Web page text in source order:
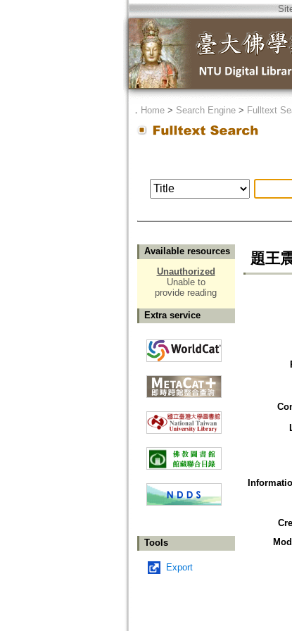
． Home> Search Engine> Fulltext
Available resources
Unauthorized
Unable to
provide reading
Extra service
Tools
Export
題王